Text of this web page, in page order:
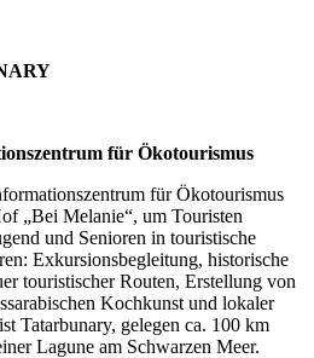
für Ökotourismus
für Ökotourismus
„Bei Melanie“, um Touristen
und Senioren in touristische
Exkursionsbegleitung, historische
touristischer Routen, Erstellung von
Kochkunst und lokaler
Tatarbunary, gelegen ca. 100 km
Lagune am Schwarzen Meer.